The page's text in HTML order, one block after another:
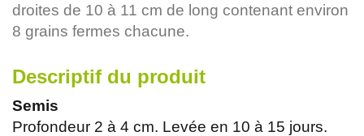
droites de 10 à 11 cm de long contenant environ
8 grains fermes chacune.
Descriptif du produit
Semis
Profondeur 2 à 4 cm. Levée en 10 à 15 jours.